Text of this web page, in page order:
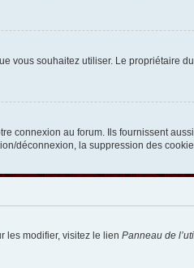
vous souhaitez utiliser. Le propriétaire
connexion au forum. Ils fournissent
déconnexion, la suppression des
les modifier, visitez le lien Panneau de